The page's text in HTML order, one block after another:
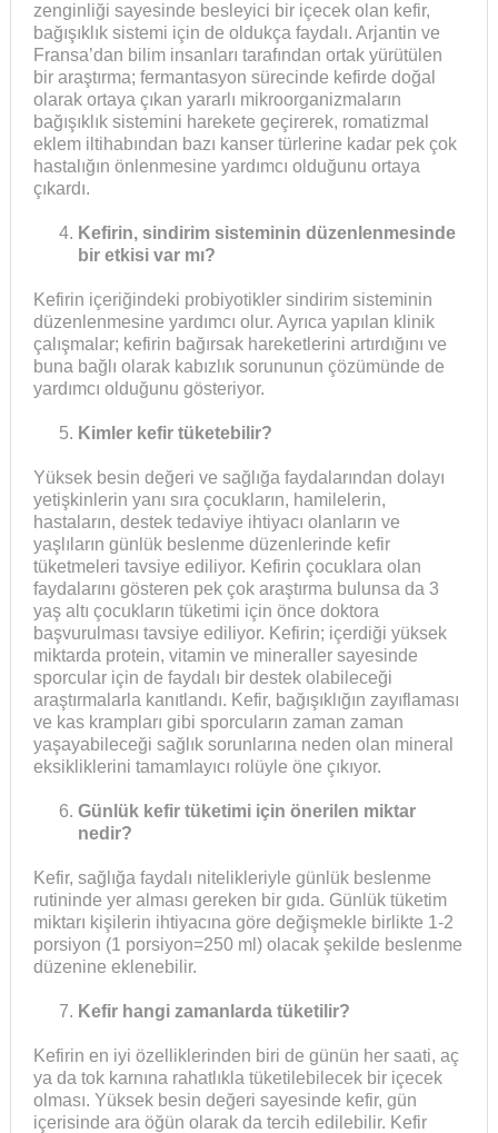
zenginliği sayesinde besleyici bir içecek olan kefir,
bağışıklık sistemi için de oldukça faydalı. Arjantin ve
Fransa’dan bilim insanları tarafından ortak yürütülen
bir araştırma; fermantasyon sürecinde kefirde doğal
olarak ortaya çıkan yararlı mikroorganizmaların
bağışıklık sistemini harekete geçirerek, romatizmal
eklem iltihabından bazı kanser türlerine kadar pek çok
hastalığın önlenmesine yardımcı olduğunu ortaya
çıkardı.
Kefirin, sindirim sisteminin düzenlenmesinde
bir etkisi var mı?
Kefirin içeriğindeki probiyotikler sindirim sisteminin
düzenlenmesine yardımcı olur. Ayrıca yapılan klinik
çalışmalar; kefirin bağırsak hareketlerini artırdığını ve
buna bağlı olarak kabızlık sorununun çözümünde de
yardımcı olduğunu gösteriyor.
Kimler kefir tüketebilir?
Yüksek besin değeri ve sağlığa faydalarından dolayı
yetişkinlerin yanı sıra çocukların, hamilelerin,
hastaların, destek tedaviye ihtiyacı olanların ve
yaşlıların günlük beslenme düzenlerinde kefir
tüketmeleri tavsiye ediliyor. Kefirin çocuklara olan
faydalarını gösteren pek çok araştırma bulunsa da 3
yaş altı çocukların tüketimi için önce doktora
başvurulması tavsiye ediliyor. Kefirin; içerdiği yüksek
miktarda protein, vitamin ve mineraller sayesinde
sporcular için de faydalı bir destek olabileceği
araştırmalarla kanıtlandı. Kefir, bağışıklığın zayıflaması
ve kas krampları gibi sporcuların zaman zaman
yaşayabileceği sağlık sorunlarına neden olan mineral
eksikliklerini tamamlayıcı rolüyle öne çıkıyor.
Günlük kefir tüketimi için önerilen miktar
nedir?
Kefir, sağlığa faydalı nitelikleriyle günlük beslenme
rutininde yer alması gereken bir gıda. Günlük tüketim
miktarı kişilerin ihtiyacına göre değişmekle birlikte 1-2
porsiyon (1 porsiyon=250 ml) olacak şekilde beslenme
düzenine eklenebilir.
Kefir hangi zamanlarda tüketilir?
Kefirin en iyi özelliklerinden biri de günün her saati, aç
ya da tok karnına rahatlıkla tüketilebilecek bir içecek
olması. Yüksek besin değeri sayesinde kefir, gün
içerisinde ara öğün olarak da tercih edilebilir. Kefir